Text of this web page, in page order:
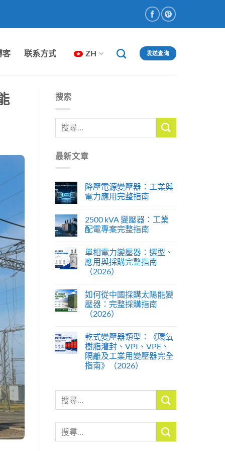
客 联系方式 ZH 发送查询
搜索
最新文章
降壓電源變壓器：工業與
電力應用完整指南
2500 kVA 變壓器：工業
配電專案完整指南
單相電力變壓器：選型、
應用與採購完整指南
（2026）
如何從中國採購太陽能變
壓器：完整採購指南
（2026）
乾式變壓器類型：《環氧
樹脂灌封、VPI、VPE、
隔離及工業用變壓器完全
指南》（2026）
鍵
字: